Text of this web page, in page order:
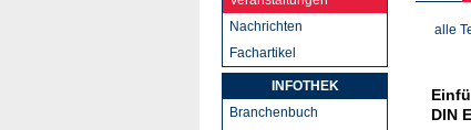
alle
DIN
Nachrichten
Fachartikel
INFOTHEK
Branchenbuch